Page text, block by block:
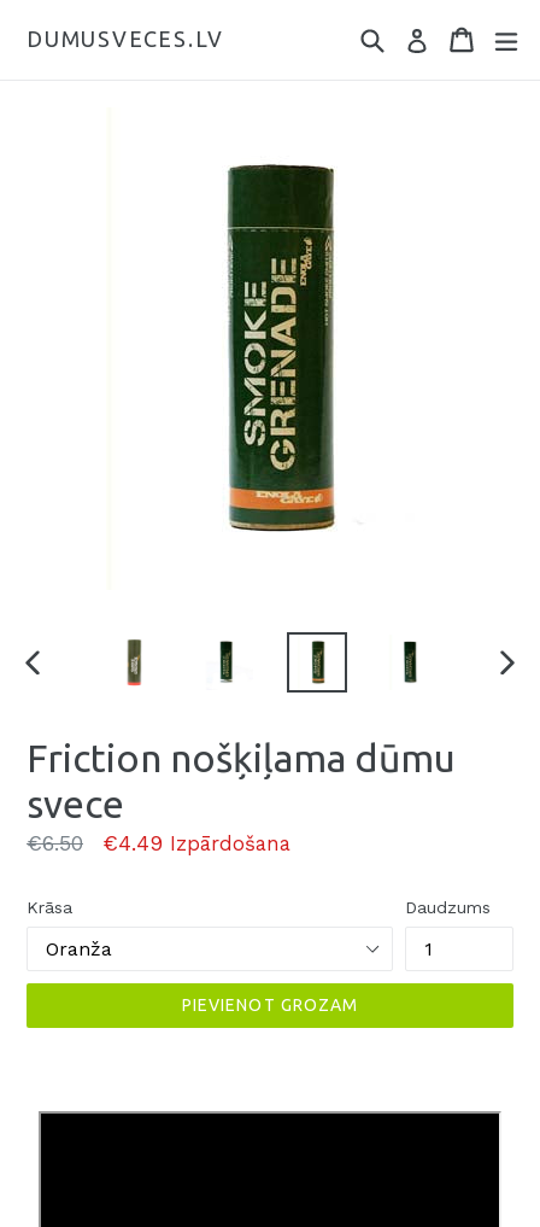
DUMUSVECES.LV
Friction nošķiļama dūmu
svece
Parasti
€6.50 €4.49 Izpārdošana
Krāsa Daudzums
PIEVIENOT GROZAM